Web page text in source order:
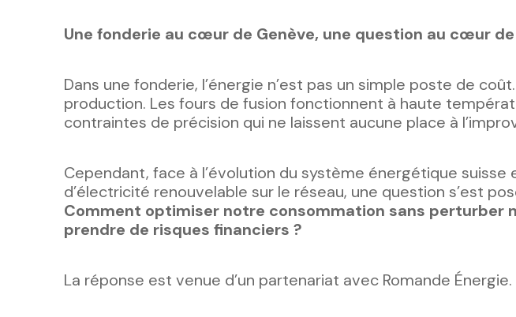
Une fonderie au cœur de Genève, une question au cœur
Dans une fonderie, l’énergie n’est pas un simple poste de
production. Les fours de fusion fonctionnent à haute
contraintes de précision qui ne laissent aucune place à
Cependant, face à l’évolution du système énergétique suisse
d’électricité renouvelable sur le réseau, une question s’est
Comment optimiser notre consommation sans perturber
prendre de risques financiers ?
La réponse est venue d’un partenariat avec Romande Énergie.